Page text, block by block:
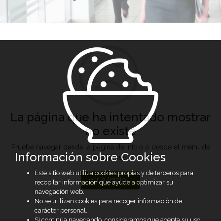
La página que ha intentado mostrar
no existe
Pruebe navegar desde la página de inicio o desde el menú de
opciones
Ir a Inicio
Información sobre Cookies
Este sitio web utiliza cookies propias y de terceros para
recopilar información que ayude a optimizar su
navegación web.
No se utilizan cookies para recoger información de
carácter personal.